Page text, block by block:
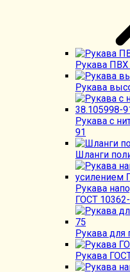
Рукава
Рукава
Рукава с
91
Шланги
Рукава
ГОСТ
Рукава для
Рукава